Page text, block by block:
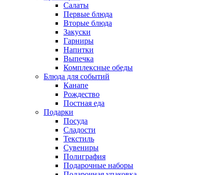
Салаты
Первые блюда
Вторые блюда
Закуски
Гарниры
Напитки
Выпечка
Комплексные обеды
Блюда для событий
Канапе
Рождество
Постная еда
Подарки
Посуда
Сладости
Текстиль
Сувениры
Полиграфия
Подарочные наборы